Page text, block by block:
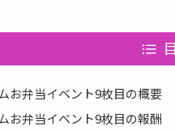
お弁当イベント9枚目の概要
お弁当イベント9枚目の報酬